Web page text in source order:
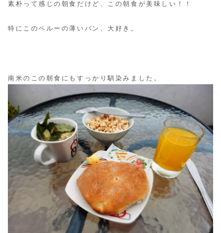
素朴って感じの朝食だけど、この朝食が美味しい！！
特にこのペルーの薄いパン、大好き。
南米のこの朝食にもすっかり馴染みました。